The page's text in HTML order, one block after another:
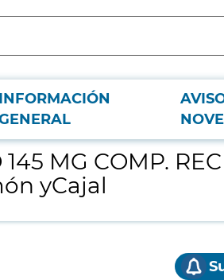
INFORMACIÓN
Ramón yCajal
MG COMP.
yCajal